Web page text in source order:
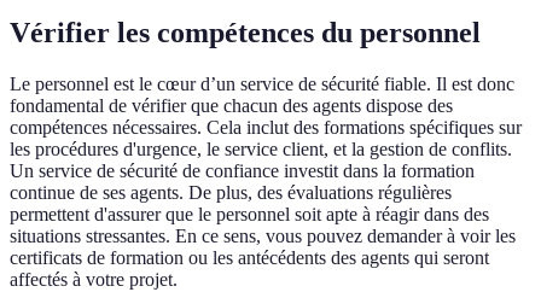
Vérifier les compétences du personnel
Le personnel est le cœur d’un service de sécurité fiable. Il est donc
fondamental de vérifier que chacun des agents dispose des
compétences nécessaires. Cela inclut des formations spécifiques sur
les procédures d'urgence, le service client, et la gestion de conflits.
Un service de sécurité de confiance investit dans la formation
continue de ses agents. De plus, des évaluations régulières
permettent d'assurer que le personnel soit apte à réagir dans des
situations stressantes. En ce sens, vous pouvez demander à voir les
certificats de formation ou les antécédents des agents qui seront
affectés à votre projet.